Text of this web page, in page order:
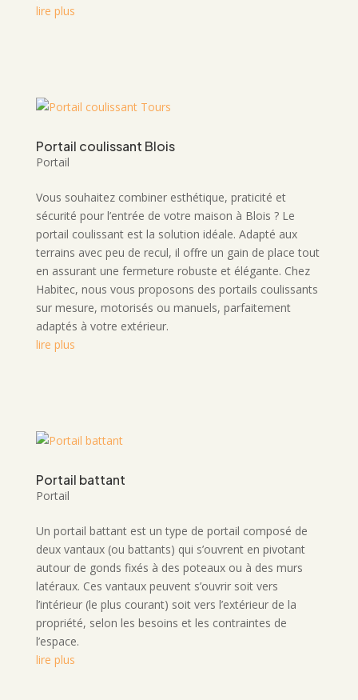
lire plus
Portail coulissant Blois
Portail
Vous souhaitez combiner esthétique, praticité et
sécurité pour l’entrée de votre maison à Blois ? Le
portail coulissant est la solution idéale. Adapté aux
terrains avec peu de recul, il offre un gain de place tout
en assurant une fermeture robuste et élégante. Chez
Habitec, nous vous proposons des portails coulissants
sur mesure, motorisés ou manuels, parfaitement
adaptés à votre extérieur.
lire plus
Portail battant
Portail
Un portail battant est un type de portail composé de
deux vantaux (ou battants) qui s’ouvrent en pivotant
autour de gonds fixés à des poteaux ou à des murs
latéraux. Ces vantaux peuvent s’ouvrir soit vers
l’intérieur (le plus courant) soit vers l’extérieur de la
propriété, selon les besoins et les contraintes de
l’espace.
lire plus